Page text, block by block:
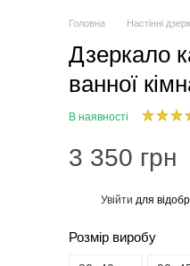
Головна Настінні
Дзеркало
ванної
В наявності
3 350 грн
Увійти для
Розмір виробу